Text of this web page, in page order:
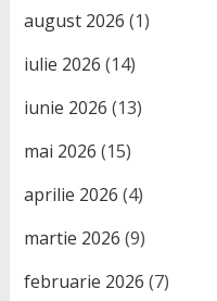
august 2026 (1)
iulie 2026 (14)
iunie 2026 (13)
mai 2026 (15)
aprilie 2026 (4)
martie 2026 (9)
februarie 2026 (7)